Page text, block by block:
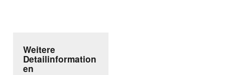
Weitere
Detailinformation
en